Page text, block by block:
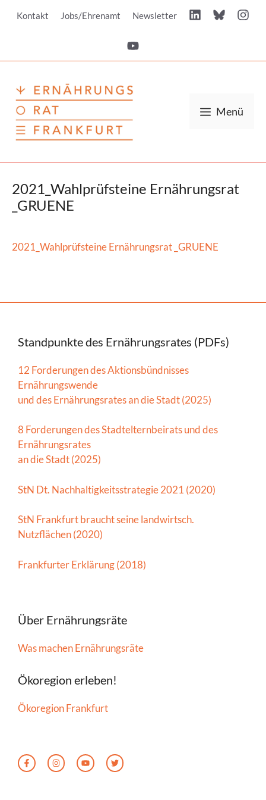
InhaltKontakt Jobs/Ehrenamt Newsletter
Menü
2021_Wahlprüfsteine Ernährungsrat
_GRUENE
2021_Wahlprüfsteine Ernährungsrat _GRUENE
Standpunkte des Ernährungsrates (PDFs)
12 Forderungen des Aktionsbündnisses
Ernährungswende
und des Ernährungsrates an die Stadt (2025)
8 Forderungen des Stadtelternbeirats und des
Ernährungsrates
an die Stadt (2025)
StN Dt. Nachhaltigkeitsstrategie 2021 (2020)
StN Frankfurt braucht seine landwirtsch.
Nutzflächen (2020)
Frankfurter Erklärung (2018)
Über Ernährungsräte
Was machen Ernährungsräte
Ökoregion erleben!
Ökoregion Frankfurt